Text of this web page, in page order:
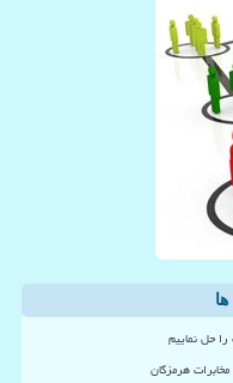
ها
حل نماییم
هرمزگان